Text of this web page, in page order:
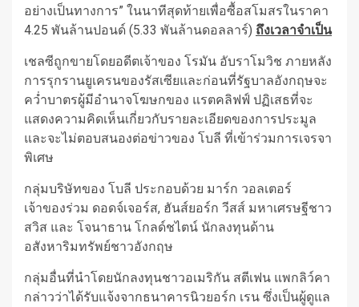
อย่างเป็นทางการ” ในนาทีสุดท้ายเพื่อซื้อสโมสรในราคา
4.25 พันล้านปอนด์ (5.33 พันล้านดอลลาร์) ถึงเวลาจำเป็น
เชลซีถูกขายโดยอดีตเจ้าของ โรมัน อับราโมวิช ภายหลัง
การรุกรานยูเครนของรัสเซียและก่อนที่รัฐบาลอังกฤษจะ
คว่ำบาตรผู้มีอำนาจโฆษกของ แรตคลิฟฟ์ ปฏิเสธที่จะ
แสดงความคิดเห็นเกี่ยวกับรายละเอียดของการประมูล
และจะไม่ตอบสนองต่อข่าวของ โบลี ที่เข้าร่วมการเจรจา
พิเศษ
กลุ่มบริษัทของ โบลี ประกอบด้วย มาร์ก วอลเตอร์
เจ้าของร่วม ดอดจ์เจอร์ส, ฮันส์ยอร์ก วีสส์ มหาเศรษฐีชาว
สวิส และ โจนาธาน โกลด์ชไตน์ นักลงทุนด้าน
อสังหาริมทรัพย์ชาวอังกฤษ
กลุ่มอื่นที่นำโดยนักลงทุนชาวอเมริกัน สตีเฟน แพกลิว์คา
กล่าวว่าได้รับแจ้งจากธนาคารนิวยอร์ก เรน ซึ่งเป็นผู้ดูแล